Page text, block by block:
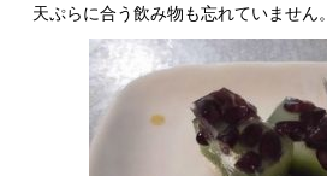
天ぷらに合う飲み物も忘れていません。